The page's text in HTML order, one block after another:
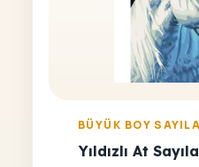
BÜYÜK BOY
Yıldızlı At